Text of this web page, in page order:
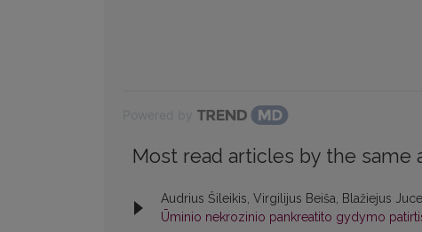
Most read articles by the same
Audrius Šileikis, Virgilijus Beiša, Blažiejus
Ūminio nekrozinio pankreatito gydymo